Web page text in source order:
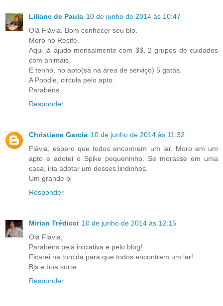
Liliane de Paula 10 de junho de 2014 às 10:47
Olá Flávia. Bom conhecer seu blo.
Moro no Recife.
Aqui já ajudo mensalmente com $$, 2 grupos de cuidados
com animais.
E tenho, no apto(sá na área de serviço) 5 gatas.
A Poodle, circula pelo apto.
Parabéns.
Responder
Christiane Garcia 10 de junho de 2014 às 11:32
Flávia, espero que todos encontrem um lar. Moro em um
apto e adotei o Spike pequeninho. Se morasse em uma
casa, iria adotar um desses lindinhos.
Um grande bj
Responder
Mirian Trédicci 10 de junho de 2014 às 12:15
Olá Flavia,
Parabéns pela iniciativa e pelo blog!
Ficarei na torcida para que todos encontrem um lar!
Bjs e boa sorte
Responder